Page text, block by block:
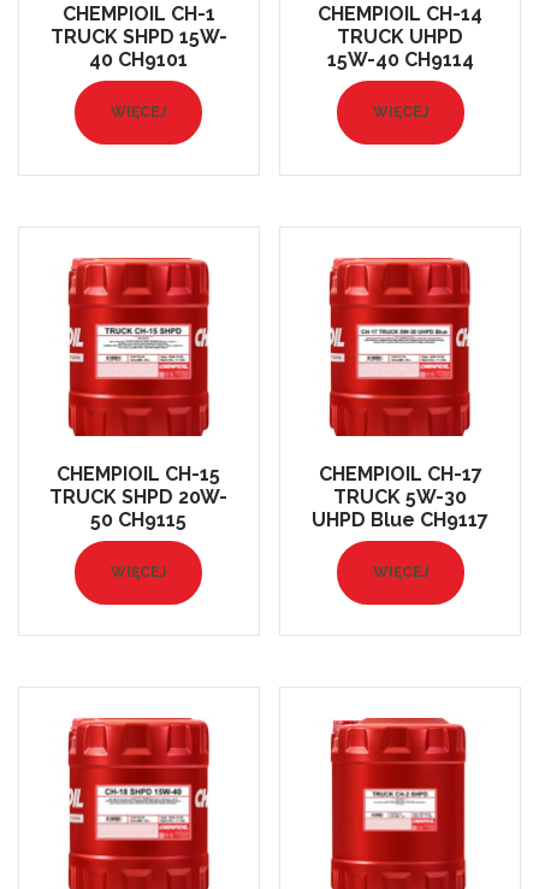
CHEMPIOIL CH-1
TRUCK SHPD 15W-
40 CH9101
WIĘCEJ
CHEMPIOIL CH-14
TRUCK UHPD
15W-40 CH9114
WIĘCEJ
CHEMPIOIL CH-15
TRUCK SHPD 20W-
50 CH9115
WIĘCEJ
CHEMPIOIL CH-17
TRUCK 5W-30
UHPD Blue CH9117
WIĘCEJ